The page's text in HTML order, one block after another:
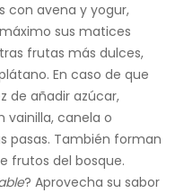
con avena y yogur,
sus matices
frutas más dulces,
En caso de que
de añadir azúcar,
vainilla, canela o
pasas. También forman
frutos del bosque.
? Aprovecha su sabor